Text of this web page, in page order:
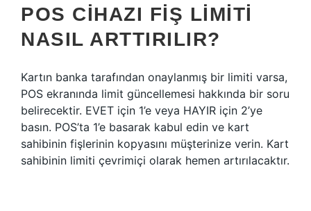
POS CIHAZI FIŞ LIMITI
NASIL ARTTIRILIR?
Kartın banka tarafından onaylanmış bir limiti varsa,
POS ekranında limit güncellemesi hakkında bir soru
belirecektir. EVET için 1’e veya HAYIR için 2’ye
basın. POS’ta 1’e basarak kabul edin ve kart
sahibinin fişlerinin kopyasını müşterinize verin. Kart
sahibinin limiti çevrimiçi olarak hemen artırılacaktır.